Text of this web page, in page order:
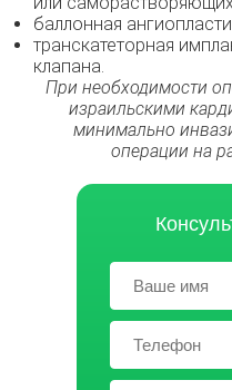
баллонная
транскатеторная
клапана.
При необходимости
израильскими
минимально
операции на